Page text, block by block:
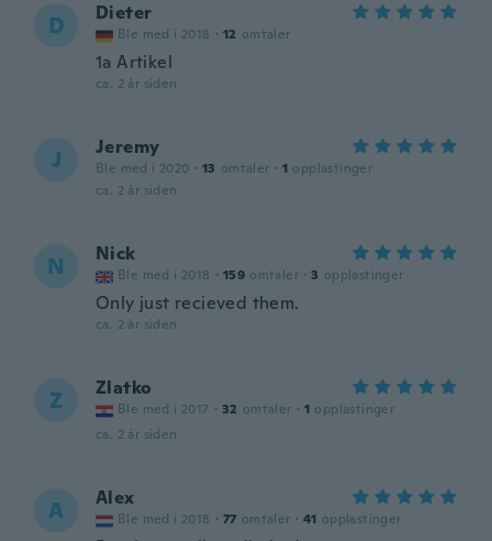
D Dieter
Ble med i 2018 · 12 omtaler
1a Artikel
ca. 2 år siden
J Jeremy
Ble med i 2020 · 13 omtaler · 1 opplastinger
ca. 2 år siden
N Nick
Ble med i 2018 · 159 omtaler · 3 opplastinger
Only just recieved them.
ca. 2 år siden
Z Zlatko
Ble med i 2017 · 32 omtaler · 1 opplastinger
ca. 2 år siden
A Alex
Ble med i 2018 · 77 omtaler · 41 opplastinger